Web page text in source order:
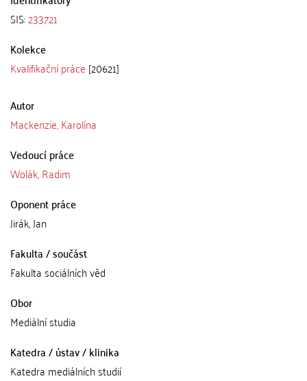
SIS:233721
Kolekce
Kvalifikační práce [20621]
Autor
Mackenzie, Karolína
Vedoucí práce
Wolák, Radim
Oponent práce
Jirák, Jan
Fakulta / součást
Fakulta sociálních věd
Obor
Mediální studia
Katedra / ústav / klinika
Katedra mediálních studií